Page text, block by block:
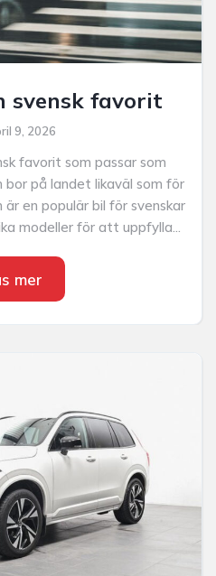
svensk favorit
9, 2026
favorit som passar som
bor på landet likaväl som för
en populär bil för svenskar
modeller för att uppfylla...
mer